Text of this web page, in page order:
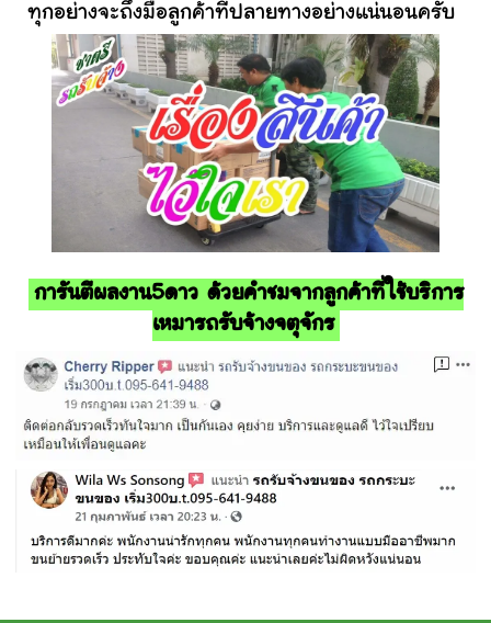
ทุกอย่างจะถึงมือลูกค้าที่ปลายทางอย่างแน่นอนครับ
การันตีผลงาน5ดาว ด้วยคำชมจากลูกค้าที่ใช้บริการ
เหมารถรับจ้างจตุจักร